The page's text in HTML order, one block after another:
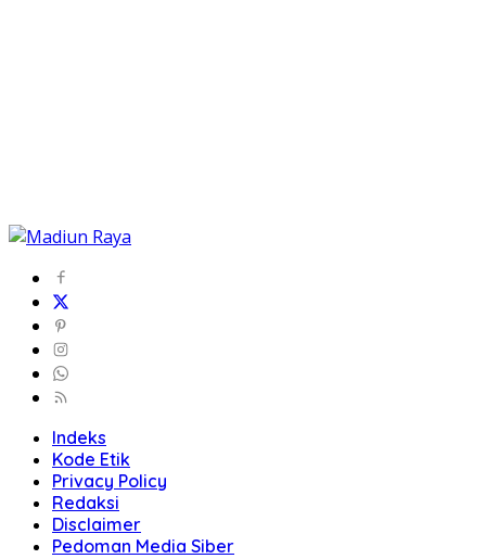
Indeks
Kode Etik
Privacy Policy
Redaksi
Disclaimer
Pedoman Media Siber